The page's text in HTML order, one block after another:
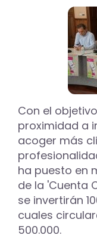
aplicación
a
través
de
cursos
en
los
Centros
de
Mayores
de
San
Con el
proximidad a
acoger más
ha puesto en
de la 'Cuenta
se invertirán
cuales
500.000.